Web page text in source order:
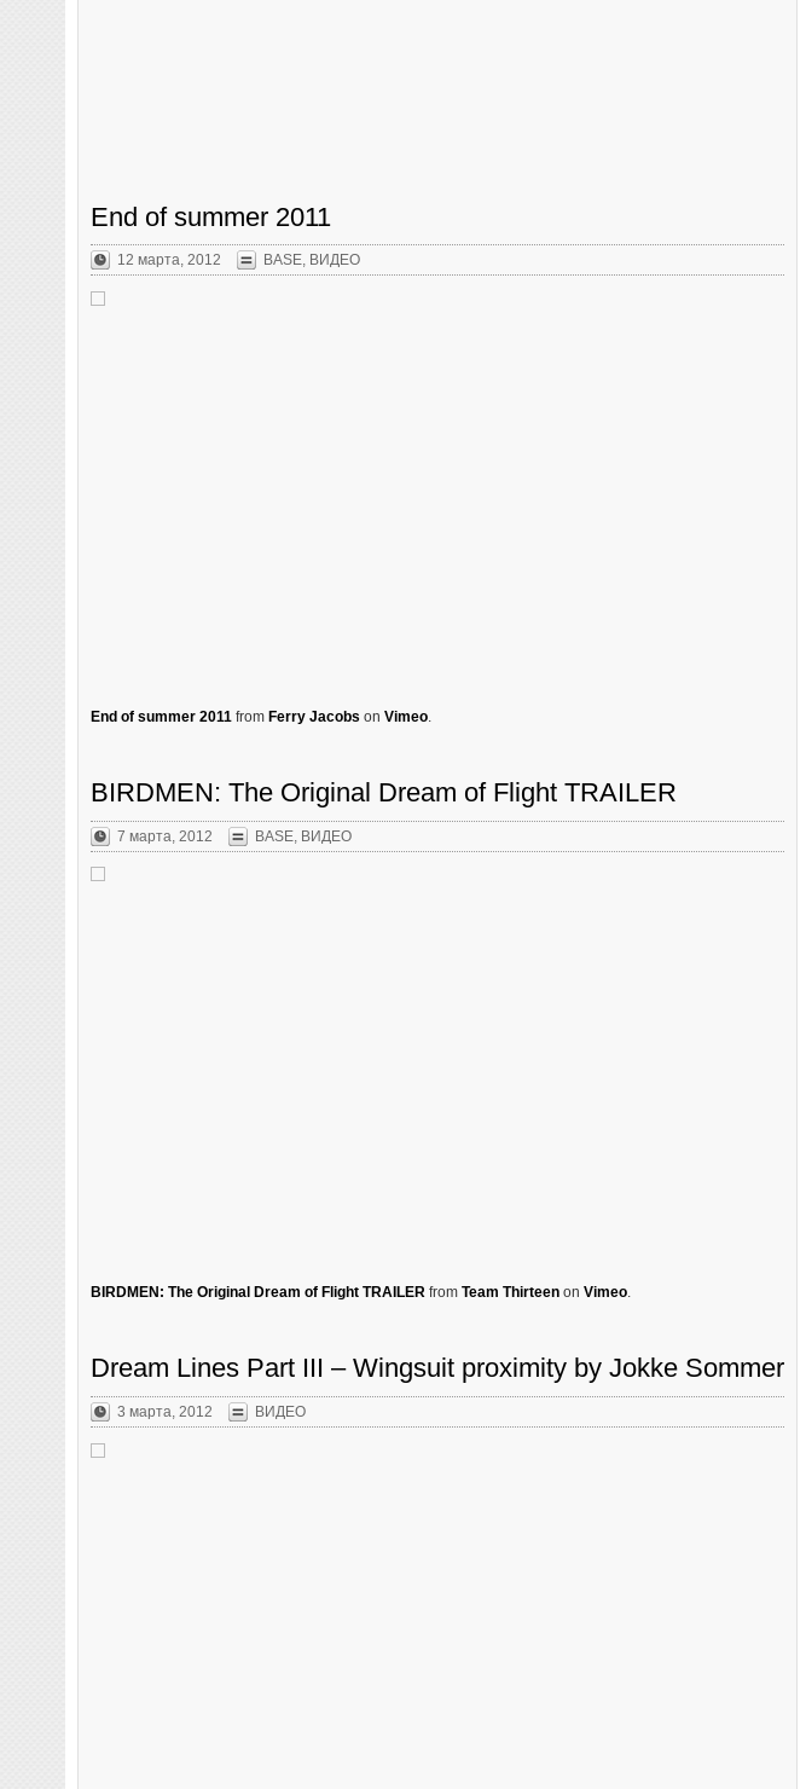
End of summer 2011
12 марта, 2012 BASE, ВИДЕО
End of summer 2011from Ferry Jacobs on Vimeo.
BIRDMEN: The Original Dream of Flight TRAILER
7 марта, 2012 BASE, ВИДЕО
BIRDMEN: The Original Dream of Flight TRAILERfrom Team Thirteenon Vimeo.
Dream Lines Part III – Wingsuit proximity by Jokke Sommer
3 марта, 2012 ВИДЕО